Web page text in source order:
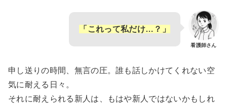
看護師さん
「これって私だけ…？」
申し送りの時間、無言の圧。誰も話しかけてくれない空
気に耐える日々。
それに耐えられる新人は、もはや新人ではないかもしれ